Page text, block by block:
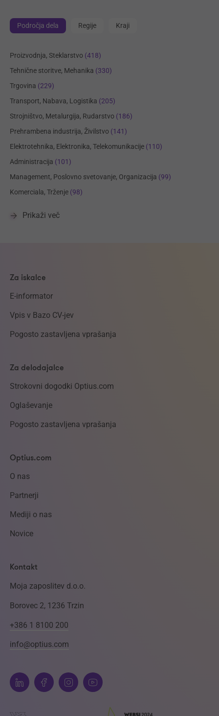
Področja dela Regije Kraji
Proizvodnja, Steklarstvo (418)
Tehnične storitve, Mehanika (330)
Trgovina (229)
Transport, Nabava, Logistika (205)
Strojništvo, Metalurgija, Rudarstvo (186)
Prehrambena industrija, Živilstvo (141)
Elektrotehnika, Elektronika, Telekomunikacije (110)
Administracija (101)
Management, Poslovno svetovanje, Organizacija (99)
Komerciala, Trženje (98)
Prikaži več
Za iskalce
E-informator
Vpis v Bazo CV-jev
Pogosto zastavljena vprašanja
Za delodajalce
Strokovni dogodki Optius.com
Oglaševanje
Pogosto zastavljena vprašanja
Optius.com
O nas
Partnerji
Mediji o nas
Novice
Kontakt
Moja zaposlitev d.o.o.
Borovec 2, 1236 Trzin
+386 1 8100 200
info@optius.com